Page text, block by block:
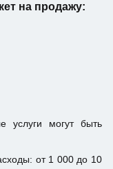
на продажу:
услуги могут быть
от 1 000 до 10